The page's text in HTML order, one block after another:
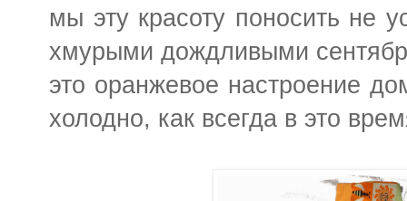
мы эту красоту поносить не
хмурыми дождливыми
это оранжевое настроение
холодно, как всегда в это